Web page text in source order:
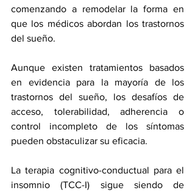
comenzando a remodelar la forma en
que los médicos abordan los trastornos
del sueño.
Aunque existen tratamientos basados
en evidencia para la mayoría de los
trastornos del sueño, los desafíos de
acceso, tolerabilidad, adherencia o
control incompleto de los síntomas
pueden obstaculizar su eficacia.
La terapia cognitivo-conductual para el
insomnio (TCC-I) sigue siendo de